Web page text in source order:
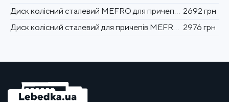
2692 грн
2976 грн